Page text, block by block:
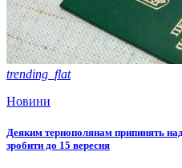
trending_flat
Новини
Деяким тернополянам припинять
зробити до 15 вересня